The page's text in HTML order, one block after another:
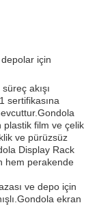
için
akışı
sertifikasına
plastik film ve çelik
ve pürüzsüz
Display Rack
hem perakende
ve depo için
ekran